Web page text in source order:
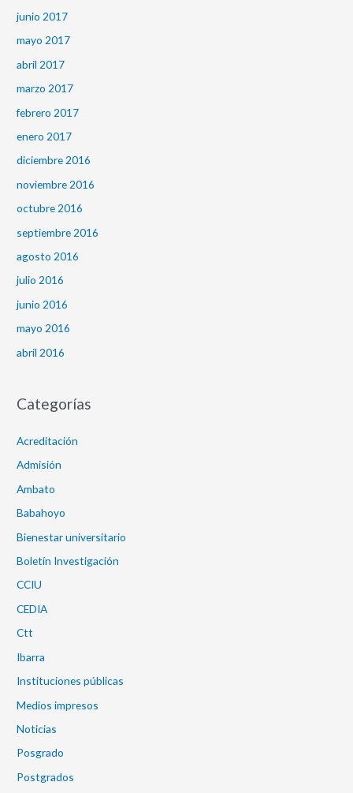
junio 2017
mayo 2017
abril 2017
marzo 2017
febrero 2017
enero 2017
diciembre 2016
noviembre 2016
octubre 2016
septiembre 2016
agosto 2016
julio 2016
junio 2016
mayo 2016
abril 2016
Categorías
Acreditación
Admisión
Ambato
Babahoyo
Bienestar universitario
Boletín Investigación
CCIU
CEDIA
Ctt
Ibarra
Instituciones públicas
Medios impresos
Noticias
Posgrado
Postgrados